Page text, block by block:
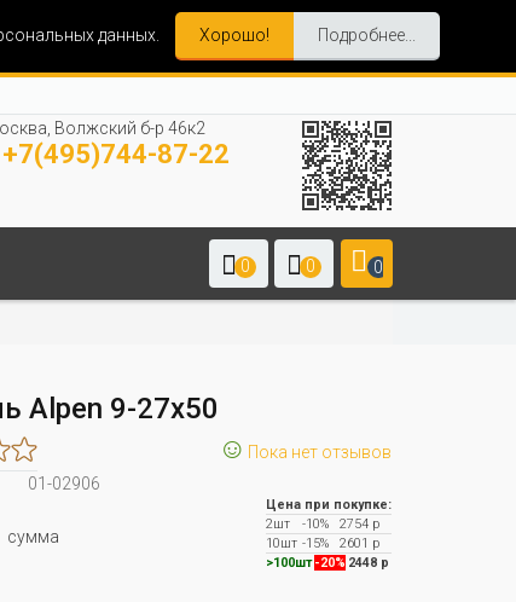
данных. Хорошо! Подробнее...
Волжский б-р 46к2
87-22
0 0 0
Alpen 9-27x50
☺ Пока нет отзывов
01-02906
сумма
Цена при покупке:
2шт
-10%
2754 р
10шт -15%
2601 р
>100шт -20% 2448 р